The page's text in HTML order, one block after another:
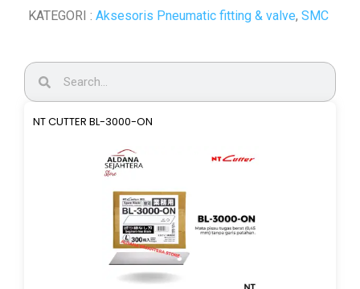
KATEGORI : Aksesoris Pneumatic fitting & valve, SMC
NT CUTTER BL-3000-ON